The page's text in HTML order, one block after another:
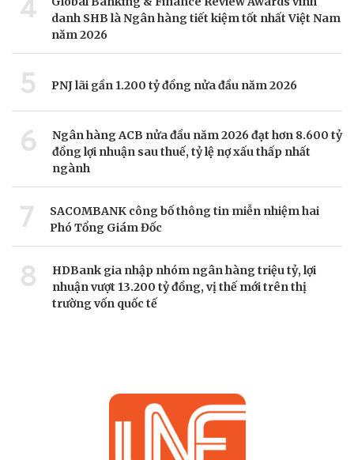
4
danh SHB là Ngân hàng tiết kiệm tốt nhất Việt Nam
năm 2026
5 PNJ lãi gần 1.200 tỷ đồng nửa đầu năm 2026
6
Ngân hàng ACB nửa đầu năm 2026 đạt hơn 8.600 tỷ
đồng lợi nhuận sau thuế, tỷ lệ nợ xấu thấp nhất
ngành
7
SACOMBANK công bố thông tin miễn nhiệm hai
Phó Tổng Giám Đốc
8
HDBank gia nhập nhóm ngân hàng triệu tỷ, lợi
nhuận vượt 13.200 tỷ đồng, vị thế mới trên thị
trường vốn quốc tế